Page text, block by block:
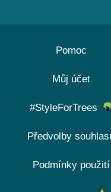
Pomoc
Můj účet
#StyleForTrees
Předvolby
Podmínky použití